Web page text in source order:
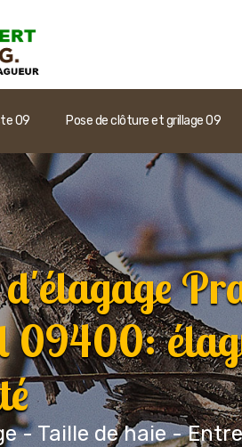
09 Pose de clôture et grillage 09
09400:
- Taille de haie -